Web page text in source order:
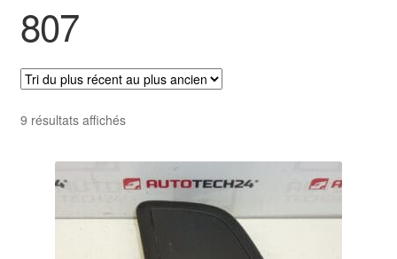
Livraison
Livraison internationale
Mon compte
Paiements
Panier
807
9 résultats affichésTrié
plus
récent
plus
ancien